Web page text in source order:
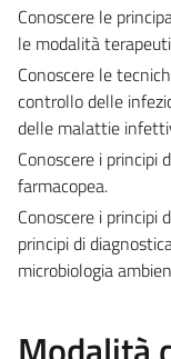
Conoscere le
le modalità
Conoscere le
controllo delle
delle malattie
Conoscere i principi
farmacopea.
Conoscere i principi
principi di
microbiologia